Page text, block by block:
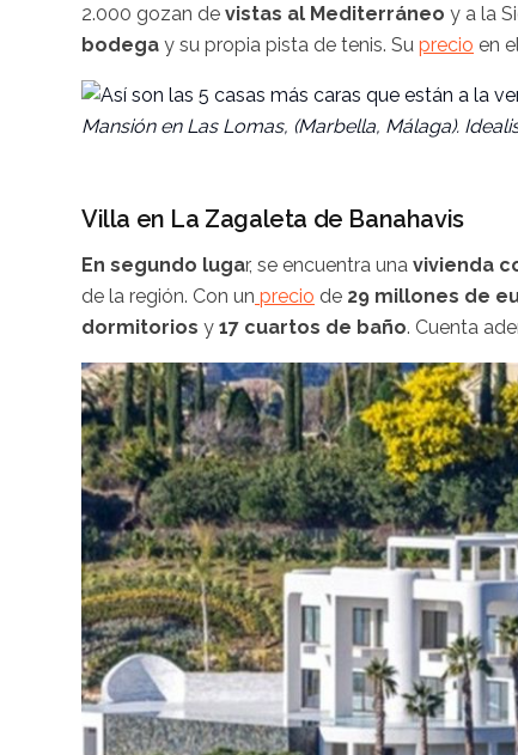
2.000 gozan de vistas al Mediterráneo y a la
bodega y su propia pista de tenis. Su precio en
Mansión en Las Lomas, (Marbella, Málaga).
Villa en La Zagaleta de Banahavis
En segundo lugar, se encuentra una vivienda
de la región. Con un precio de 29 millones de
dormitorios y 17 cuartos de baño. Cuenta